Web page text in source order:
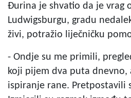
Đurina je shvatio da je vrag
Ludwigsburgu, gradu
živi, potražio liječničku
- Ondje su me primili,
koji pijem dva puta dnevno,
ispiranje rane. Pretpostavili